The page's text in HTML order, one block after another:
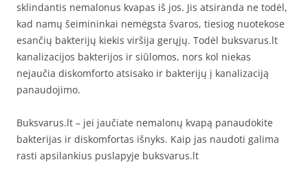
sklindantis nemalonus kvapas iš jos. Jis atsiranda ne todėl,
kad namų šeimininkai nemėgsta švaros, tiesiog nuotekose
esančių bakterijų kiekis viršija gerųjų. Todėl buksvarus.lt
kanalizacijos bakterijos ir siūlomos, nors kol niekas
nejaučia diskomforto atsisako ir bakterijų į kanalizaciją
panaudojimo.
Buksvarus.lt – jei jaučiate nemalonų kvapą panaudokite
bakterijas ir diskomfortas išnyks. Kaip jas naudoti galima
rasti apsilankius puslapyje buksvarus.lt